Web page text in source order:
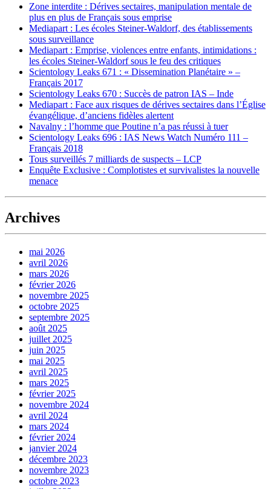
Zone interdite : Dérives sectaires, manipulation mentale de
plus en plus de Français sous emprise
Mediapart : Les écoles Steiner-Waldorf, des établissements
sous surveillance
Mediapart : Emprise, violences entre enfants, intimidations :
les écoles Steiner-Waldorf sous le feu des critiques
Scientology Leaks 671 : « Dissemination Planétaire » –
Français 2017
Scientology Leaks 670 : Succès de patron IAS – Inde
Mediapart : Face aux risques de dérives sectaires dans l’Église
évangélique, d’anciens fidèles alertent
Navalny : l’homme que Poutine n’a pas réussi à tuer
Scientology Leaks 696 : IAS News Watch Numéro 111 –
Français 2018
Tous surveillés 7 milliards de suspects – LCP
Enquête Exclusive : Complotistes et survivalistes la nouvelle
menace
Archives
mai 2026
avril 2026
mars 2026
février 2026
novembre 2025
octobre 2025
septembre 2025
août 2025
juillet 2025
juin 2025
mai 2025
avril 2025
mars 2025
février 2025
novembre 2024
avril 2024
mars 2024
février 2024
janvier 2024
décembre 2023
novembre 2023
octobre 2023